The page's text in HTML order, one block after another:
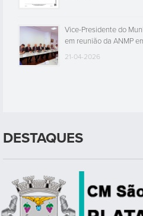
Vice-Presidente do
em reunião da ANMP
21-04-2026
DESTAQUES